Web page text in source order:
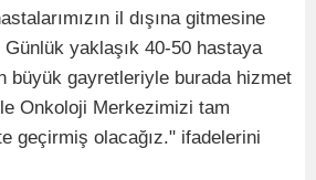
il dışına gitmesine
yaklaşık 40-50 hastaya
büyük gayretleriyle burada hizmet
Onkoloji Merkezimizi tam
geçirmiş olacağız." ifadelerini